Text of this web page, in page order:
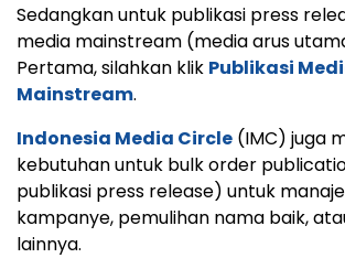
Sedangkan untuk publikasi press
media mainstream (media arus
Pertama, silahkan klik Publikasi
Mainstream.
Indonesia Media Circle (IMC) juga
kebutuhan untuk bulk order
publikasi press release) untuk
kampanye, pemulihan nama baik,
lainnya.